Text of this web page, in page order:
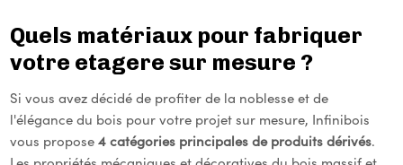
Quels matériaux pour fabriquer
votre etagere sur mesure ?
Si vous avez décidé de profiter de la noblesse et de
l'élégance du bois pour votre projet sur mesure, Infinibois
vous propose4 catégories principales de produits dérivés.